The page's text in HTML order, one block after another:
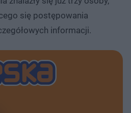
się postępowania
informacji.